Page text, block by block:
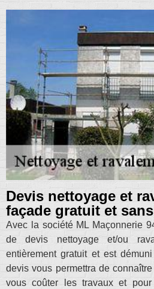
Devis nettoyage et
façade gratuit et
Avec la société ML Maçonnerie
de devis nettoyage et/ou
entièrement gratuit et est
devis vous permettra de
vous coûter les travaux et